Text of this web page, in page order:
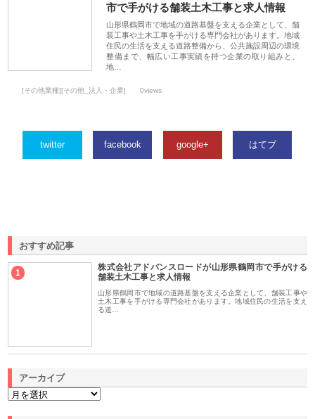
市で手がける舗装土木工事と求人情報
山形県鶴岡市で地域の道路基盤を支える企業として、舗
装工事や土木工事を手がける専門会社があります。地域
住民の生活を支える道路整備から、公共施設周辺の環境
整備まで、幅広い工事実績を持つ企業の取り組みと、
地…
[その他業種][その他_法人・企業] 0views
twitter facebook google+ はてブ
おすすめ記事
1
株式会社アドバンスロードが山形県鶴岡市で手がける
舗装土木工事と求人情報
山形県鶴岡市で地域の道路基盤を支える企業として、舗装工事や
土木工事を手がける専門会社があります。地域住民の生活を支え
る道…
アーカイブ